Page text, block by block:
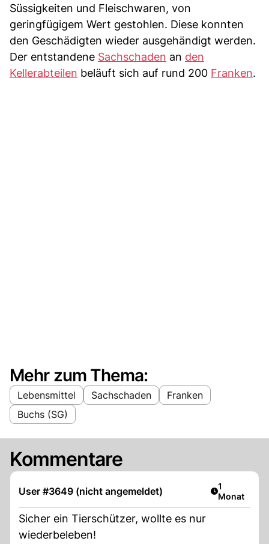
Süssigkeiten und Fleischwaren, von
geringfügigem Wert gestohlen. Diese konnten
den Geschädigten wieder ausgehändigt werden.
Der entstandene Sachschaden an den
Kellerabteilen beläuft sich auf rund 200 Franken.
Mehr zum Thema:
Lebensmittel Sachschaden
Franken
Buchs (SG)
Kommentare
User #3649 (nicht angemeldet) Artikel
1
Monat
Sicher ein Tierschützer, wollte es nur
wiederbeleben!